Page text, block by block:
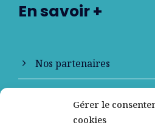
Gérer le
cookies
En savoir +
Nos partenaires
Contactez-nous